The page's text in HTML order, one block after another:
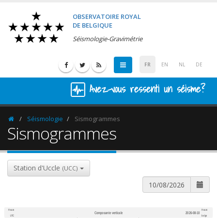
OBSERVATOIRE ROYAL
DE BELGIQUE
Séismologie-Gravimétrie
FR EN NL DE
Avez-vous ressenti un séisme?
HomepageSéismologie Sismogrammes
Sismogrammes
Station d'Uccle (UCC)
Heure
UTC
Composante verticale 2026-08-10
Heure
belge